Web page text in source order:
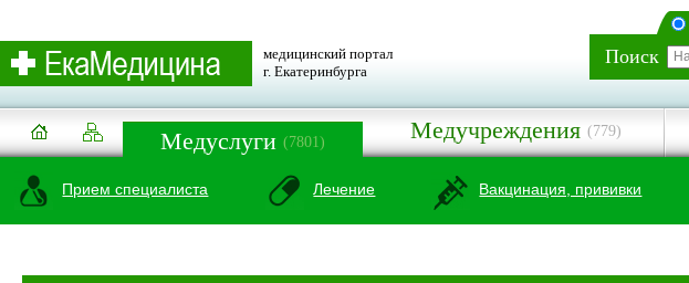
Поиск
медицинский портал
г. Екатеринбурга
Медуслуги (7801) Медучреждения (779)
Прием специалиста Лечение Вакцинация, прививки